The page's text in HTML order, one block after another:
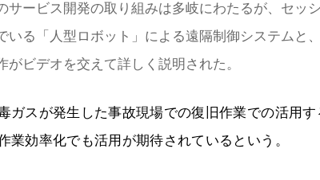
サービス開発の取り組みは多岐にわたるが、セ
いる「人型ロボット」による遠隔制御システム
がビデオを交えて詳しく説明された。
ガスが発生した事故現場での復旧作業での活用
業効率化でも活用が期待されているという。